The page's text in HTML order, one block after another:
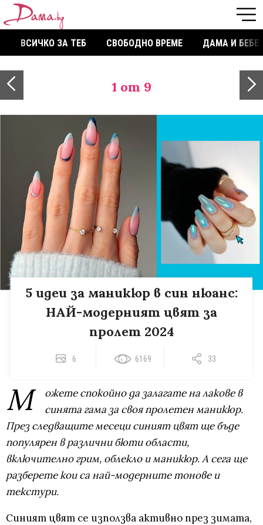
ВСИЧКО ЗА ТЕБ СВОБОДНО ВРЕМЕ ДАМА И БЕБЕ
1 от 9
5 идеи за маникюр в син нюанс:
НАЙ-модерният цвят за
пролет 2024
6 6169 33
М
ожете спокойно да залагате на лакове в
синята гама за своя пролетен маникюр.
През следващите месеци синият цвят ще бъде
популярен в различни бюти области,
включително грим, облекло и маникюр. А сега ще
разберете кои са най-модерните тонове и
текстури.
Синият цвят се използва активно през зимата,